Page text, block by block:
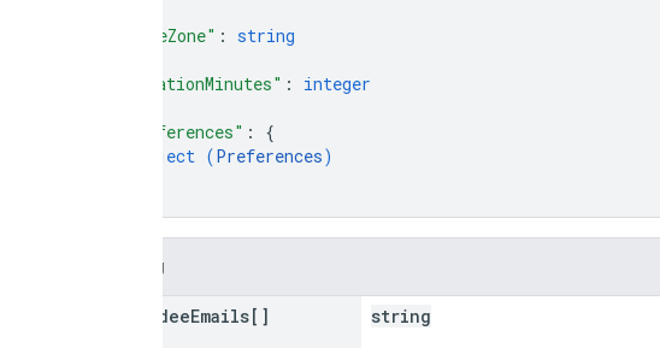
"timeZone" : string
"durationMinutes" : integer
"preferences" : {
object (Preferences)
Trường
attendeeEmails[] string